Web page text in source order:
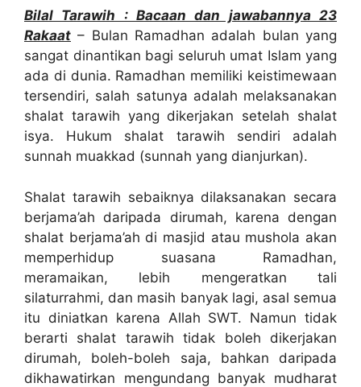
Bilal Tarawih : Bacaan dan jawabannya 23
Rakaat – Bulan Ramadhan adalah bulan yang
sangat dinantikan bagi seluruh umat Islam yang
ada di dunia. Ramadhan memiliki keistimewaan
tersendiri, salah satunya adalah melaksanakan
shalat tarawih yang dikerjakan setelah shalat
isya. Hukum shalat tarawih sendiri adalah
sunnah muakkad (sunnah yang dianjurkan).
Shalat tarawih sebaiknya dilaksanakan secara
berjama’ah daripada dirumah, karena dengan
shalat berjama’ah di masjid atau mushola akan
memperhidup suasana Ramadhan,
meramaikan, lebih mengeratkan tali
silaturrahmi, dan masih banyak lagi, asal semua
itu diniatkan karena Allah SWT. Namun tidak
berarti shalat tarawih tidak boleh dikerjakan
dirumah, boleh-boleh saja, bahkan daripada
dikhawatirkan mengundang banyak mudharat